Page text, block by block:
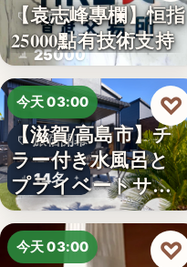
股市分析
25000
【袁志峰專欄】恒指
25000點有技術支持
今天 03:00
旅宿開幕
14名
【滋賀/高島市】チ
ラー付き水風呂と
プライベートサウ
ナを楽…
♡
今天 03:00 ♡